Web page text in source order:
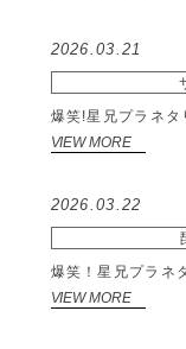
2026.03.21
爆笑!星兄プラネタ
VIEW MORE
2026.03.22
爆笑！星兄プラネ
VIEW MORE